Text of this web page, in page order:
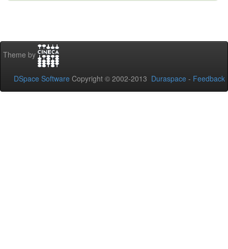
Theme by
DSpace Software Copyright © 2002-2013 Duraspace - Feedback